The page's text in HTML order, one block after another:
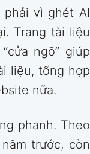
phải vì ghét AI
Trang tài liệu
ngõ” giúp
liệu, tổng hợp
nữa.
phanh. Theo
trước, còn